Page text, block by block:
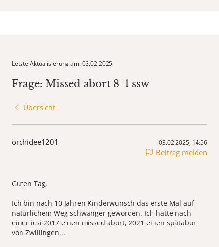
Letzte Aktualisierung am: 03.02.2025
Frage: Missed abort 8+1 ssw
Übersicht
orchidee1201 03.02.2025, 14:56
Beitrag melden
Guten Tag,
Ich bin nach 10 Jahren Kinderwunsch das erste Mal auf
natürlichem Weg schwanger geworden. Ich hatte nach
einer icsi 2017 einen missed abort, 2021 einen spätabort
von Zwillingen...